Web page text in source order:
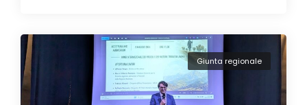
Giunta regionale